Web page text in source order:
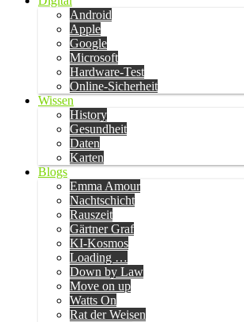
Android
Apple
Google
Microsoft
Hardware-Test
Online-Sicherheit
Wissen
History
Gesundheit
Daten
Karten
Blogs
Emma Amour
Nachtschicht
Rauszeit
Gärtner Graf
KI-Kosmos
Loading …
Down by Law
Move on up
Watts On
Rat der Weisen